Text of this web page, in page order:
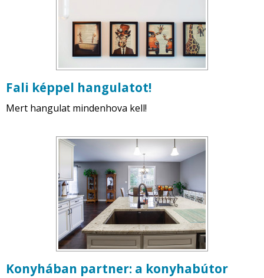
Fali képpel hangulatot!
Mert hangulat mindenhova kell!
Konyhában partner: a konyhabútor